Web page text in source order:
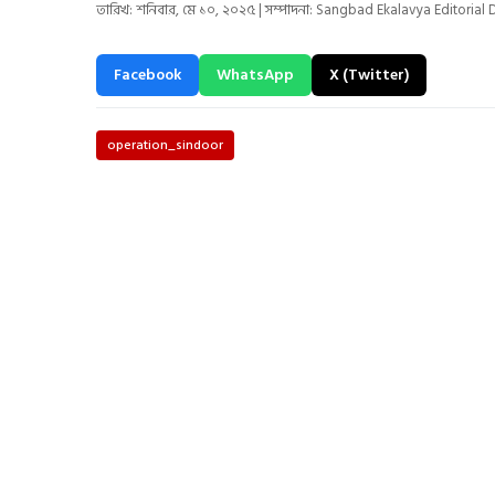
তারিখ: শনিবার, মে ১০, ২০২৫ | সম্পাদনা: Sangbad Ekalavya Editorial
Facebook WhatsApp X (Twitter)
operation_sindoor